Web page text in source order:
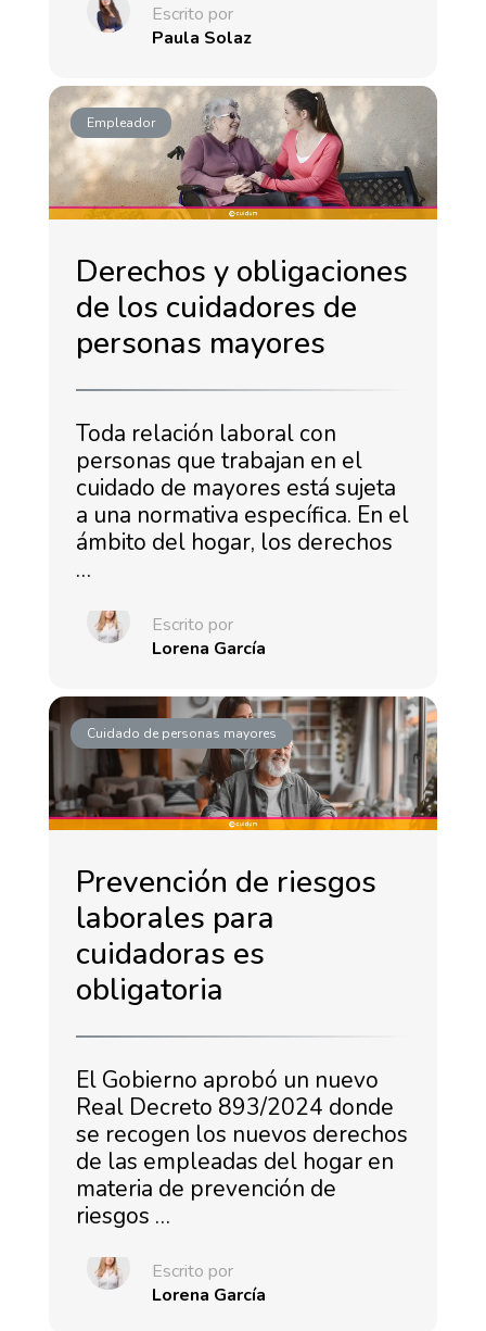
Escrito por
Paula Solaz
Empleador
Derechos y obligaciones
de los cuidadores de
personas mayores
Toda relación laboral con
personas que trabajan en el
cuidado de mayores está sujeta
a una normativa específica. En el
ámbito del hogar, los derechos
…
Escrito por
Lorena García
Cuidado de personas mayores
Prevención de riesgos
laborales para
cuidadoras es
obligatoria
El Gobierno aprobó un nuevo
Real Decreto 893/2024 donde
se recogen los nuevos derechos
de las empleadas del hogar en
materia de prevención de
riesgos …
Escrito por
Lorena García